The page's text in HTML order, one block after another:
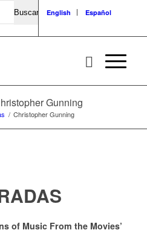
English Español
Gunning
/ Christopher Gunning
of Music From the Movies’